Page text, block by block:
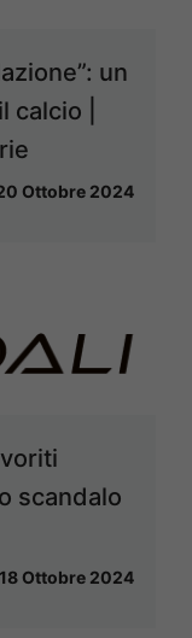
un
|
Ottobre 2024
scandalo
18 Ottobre 2024